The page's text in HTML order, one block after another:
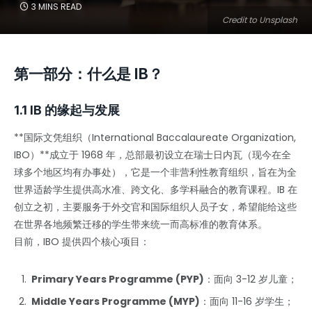
Credit to Unsplash
3 MINS READ
第一部分：什么是 IB？
1.1 IB 的缘起与发展
**国际文凭组织（International Baccalaureate Organization,
IBO）**成立于 1968 年，总部最初设立在瑞士日内瓦（现今在全
球多个地区均有办事处），它是一个非营利性教育组织，旨在为全
世界适龄学生提供高水准、跨文化、多学科融合的教育课程。IB 在
创立之初，主要服务于外交官和国际组织人员子女，希望能给这些
在世界各地频繁迁移的学生带来统一而高标准的教育体系。
目前，IBO 提供四个核心项目：
Primary Years Programme (PYP) ：面向 3-12 岁儿童；
Middle Years Programme (MYP) ：面向 11-16 岁学生；